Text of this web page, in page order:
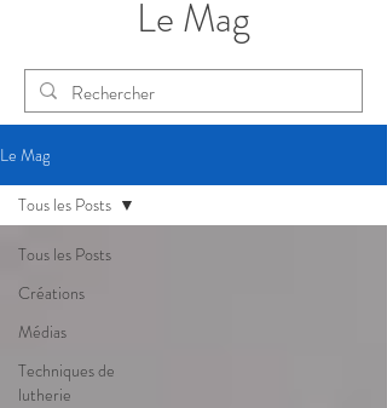
Le Mag
Le Mag
Tous les Posts
Créations
Médias
Techniques de
lutherie
Tous les Posts